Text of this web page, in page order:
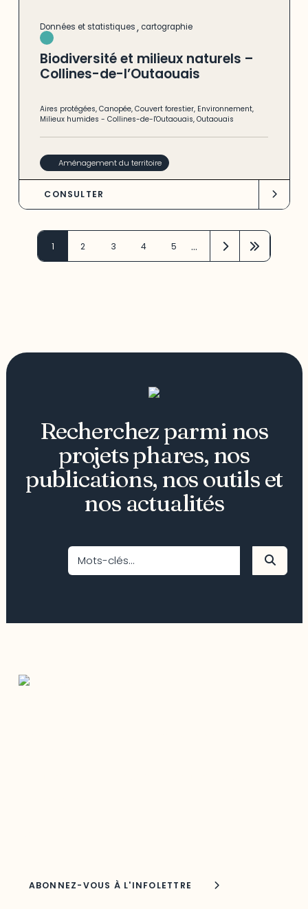
Données et statistiques, cartographie
Biodiversité et milieux naturels –
Collines-de-l’Outaouais
Aires protégées,Canopée,Couvert forestier, Environnement,
Milieux humides -Collines-de-l'Outaouais,Outaouais
Aménagement du territoire
CONSULTER
1 2 3 4 5 …
Recherchez parmi nos
projets phares, nos
publications, nos outils et
nos actualités